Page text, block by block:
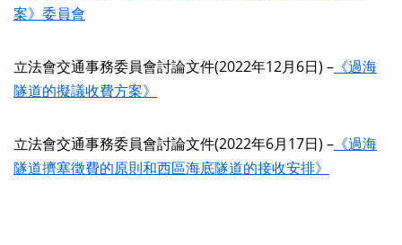
案》委員會
立法會交通事務委員會討論文件(2022年12月6日) – 《過海
隧道的擬議收費方案》
立法會交通事務委員會討論文件(2022年6月17日) – 《過海
隧道擠塞徵費的原則和西區海底隧道的接收安排》